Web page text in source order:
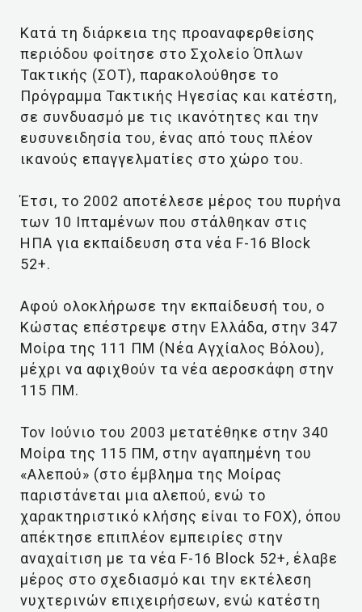
Κατά τη διάρκεια της προαναφερθείσης
περιόδου φοίτησε στο Σχολείο Όπλων
Τακτικής (ΣΟΤ), παρακολούθησε το
Πρόγραμμα Τακτικής Ηγεσίας και κατέστη,
σε συνδυασμό με τις ικανότητες και την
ευσυνειδησία του, ένας από τους πλέον
ικανούς επαγγελματίες στο χώρο του.
Έτσι, το 2002 αποτέλεσε μέρος του πυρήνα
των 10 Ιπταμένων που στάλθηκαν στις
ΗΠΑ για εκπαίδευση στα νέα F-16 Block
52+.
Αφού ολοκλήρωσε την εκπαίδευσή του, ο
Κώστας επέστρεψε στην Ελλάδα, στην 347
Μοίρα της 111 ΠΜ (Νέα Αγχίαλος Βόλου),
μέχρι να αφιχθούν τα νέα αεροσκάφη στην
115 ΠΜ.
Τον Ιούνιο του 2003 μετατέθηκε στην 340
Μοίρα της 115 ΠΜ, στην αγαπημένη του
«Αλεπού» (στο έμβλημα της Μοίρας
παριστάνεται μια αλεπού, ενώ το
χαρακτηριστικό κλήσης είναι το FOX), όπου
απέκτησε επιπλέον εμπειρίες στην
αναχαίτιση με τα νέα F-16 Block 52+, έλαβε
μέρος στο σχεδιασμό και την εκτέλεση
νυχτερινών επιχειρήσεων, ενώ κατέστη